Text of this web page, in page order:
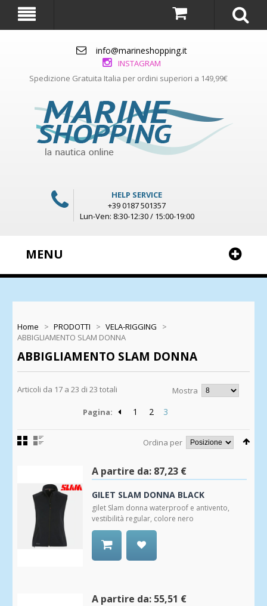
info@marineshopping.it
INSTAGRAM
Spedizione Gratuita Italia per ordini superiori a 149,99€
HELP SERVICE
+39 0187 501357
Lun-Ven: 8:30-12:30 / 15:00-19:00
MENU
Home > PRODOTTI > VELA-RIGGING
>
ABBIGLIAMENTO SLAM DONNA
ABBIGLIAMENTO SLAM DONNA
Articoli da 17 a 23 di 23 totali
Mostra
Pagina:
1 2 3
Ordina per
A partire da: 87,23 €
GILET SLAM DONNA BLACK
gilet Slam donna waterproof e antivento,
vestibilità regular, colore nero
A partire da: 55,51 €